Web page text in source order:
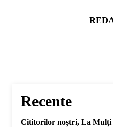
Recente
Cititorilor noștri, La Mulți